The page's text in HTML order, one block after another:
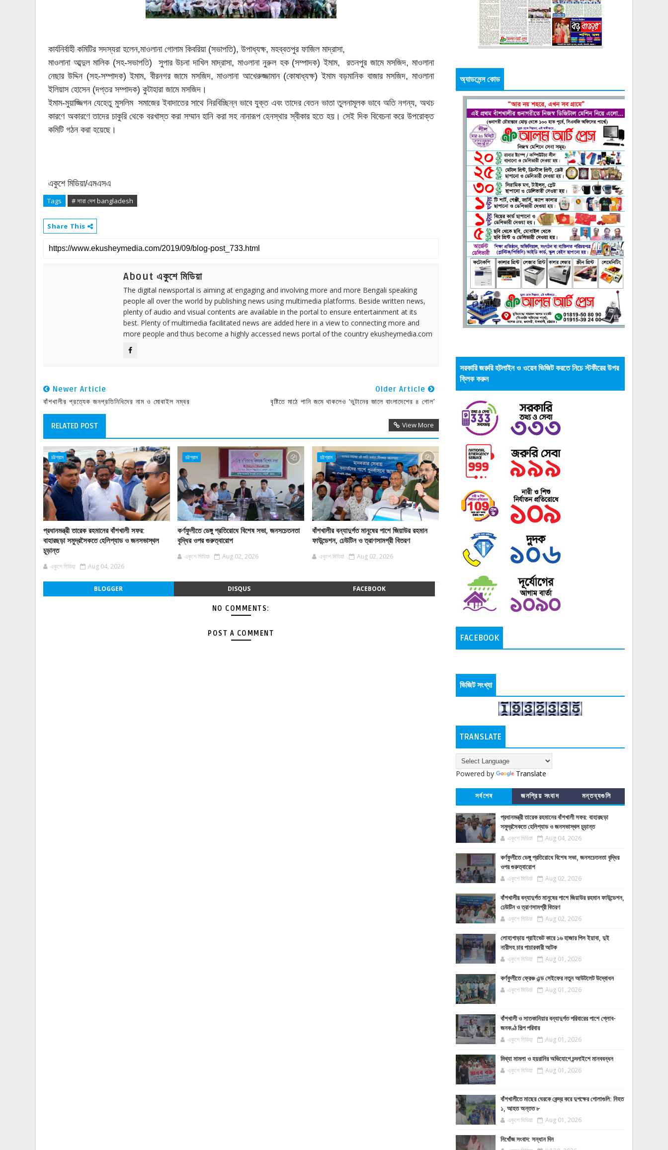
কার্যনির্বাহী কমিটির সদস্যরা হলেন,মাওলানা গোলাম কিবরিয়া (সভাপতি), উপাধ্যক্ষ, মহব্বতপুর ফাজিল মাদ্রাসা,
মাওলানা আব্দুল মালিক (সহ-সভাপতি) সুপার উচনা দাখিল মাদ্রাসা, মাওলানা নুরুল হক (সম্পাদক) ইমাম, রতনপুর জামে মসজিদ, মাওলানা
নেছার উদ্দিন (সহ-সম্পাদক) ইমাম, বীরনগর জামে মসজিদ, মাওলানা আখেরুজ্জামান (কোষাধ্যক্ষ) ইমাম বড়মানিক বাজার মসজিদ, মাওলানা
ইলিয়াস হোসেন (দপ্তর সম্পাদক) কুটাহারা জামে মসজিদ।
ইমাম-মুয়াজ্জিগন যেহেতু মুসলিম সমাজের ইবাদাতের সাথে নিরবিচ্ছিন্ন ভাবে যুক্ত এবং তাদের বেতন ভাতা তুলনামূলক ভাবে অতি নগন্য, অথচ
কারণে অকারণে তাদের চাকুরি থেকে বরখাস্ত করা সম্মান হানি করা সহ নানারূপ হেনস্থার স্বীকার হতে হয়।সেই দিক বিবেচনা করে উপরোক্ত
কমিটি গঠন করা হয়েছে।
একুশে মিডিয়া/এমএসএ
Tags # সারা দেশ bangladesh
Share This
About একুশে মিডিয়া
The digital newsportal is aiming at engaging and involving more and more Bengali speaking
people all over the world by publishing news using multimedia platforms. Beside written news,
plenty of audio and visual contents are available in the portal to ensure entertainment at its
best. Plenty of multimedia facilitated news are added here in a view to connecting more and
more people and thus become a highly accessed news portal of the country ekusheymedia.com
Newer Article
বাঁশখালীর প্রত্যেক জনপ্রতিনিধিদের নাম ও মোবাইল নম্বর
Older Article
বৃষ্টিতে মাঠে পানি জমে থাকলেও ‘ভুটানের জালে বাংলাদেশের ৪ গোল’
RELATED POST View More
চট্টগ্রাম
প্রধানমন্ত্রী তারেক রহমানের বাঁশখালী সফর:
বাহারছড়া সমুদ্রসৈকতে হেলিপ্যাড ও জনসভাস্থল
চূড়ান্ত
একুশে মিডিয়া Aug 04, 2026
চট্টগ্রাম
কর্ণফুলীতে ডেঙ্গু প্রতিরোধে বিশেষ সভা, জনসচেতনতা
বৃদ্ধির ওপর গুরুত্বারোপ
একুশে মিডিয়া Aug 02, 2026
চট্টগ্রাম
বাঁশখালীর বন্যাদুর্গত মানুষের পাশে জিয়াউর রহমান
ফাউন্ডেশন, ঢেউটিন ও ত্রাণসামগ্রী বিতরণ
একুশে মিডিয়া Aug 02, 2026
BLOGGER DISQUS FACEBOOK
NO COMMENTS:
POST A COMMENT
অ্যাডসেন্স কোড
সরকারি জরুরি হটলাইন ও ওয়েব ভিজিট করতে নিচে স্টকীরের উপর
ক্লিক করুন
FACEBOOK
ভিজিট সংখ্যা
TRANSLATE
Powered by Translate
সর্বশেষ জনপ্রিয় সংবাদ মন্তব্যগুলি
প্রধানমন্ত্রী তারেক রহমানের বাঁশখালী সফর: বাহারছড়া
সমুদ্রসৈকতে হেলিপ্যাড ও জনসভাস্থল চূড়ান্ত
একুশে মিডিয়া Aug 04, 2026
কর্ণফুলীতে ডেঙ্গু প্রতিরোধে বিশেষ সভা, জনসচেতনতা বৃদ্ধির
ওপর গুরুত্বারোপ
একুশে মিডিয়া Aug 02, 2026
বাঁশখালীর বন্যাদুর্গত মানুষের পাশে জিয়াউর রহমান ফাউন্ডেশন,
ঢেউটিন ও ত্রাণসামগ্রী বিতরণ
একুশে মিডিয়া Aug 02, 2026
লোহাগাড়ায় প্রাইভেট কারে ১৬ হাজার পিস ইয়াবা, দুই
নারীসহ চার পাচারকারী আটক
একুশে মিডিয়া Aug 01, 2026
কর্ণফুলীতে ফ্রেঞ্চ এন্ড সেইফের নতুন আউটলেট উদ্বোধন
একুশে মিডিয়া Aug 01, 2026
বাঁশখালী ও সাতকানিয়ার বন্যাদুর্গত পরিবারের পাশে গ্লোব-
জনকণ্ঠ শিল্প পরিবার
একুশে মিডিয়া Aug 01, 2026
মিথ্যা মামলা ও হয়রানির অভিযোগে চন্দনাইশে মানববন্ধন
একুশে মিডিয়া Aug 01, 2026
বাঁশখালীতে মাছের ঘেরকে কেন্দ্র করে দুপক্ষের গোলাগুলি: নিহত
১, আহত অন্তত ৮
একুশে মিডিয়া Aug 01, 2026
নিখোঁজ সংবাদ: সন্ধান দিন